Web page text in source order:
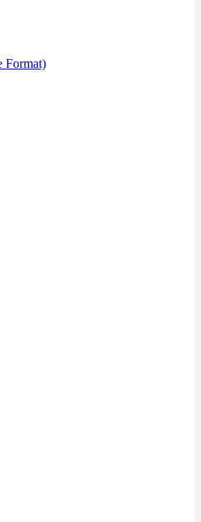
Format)